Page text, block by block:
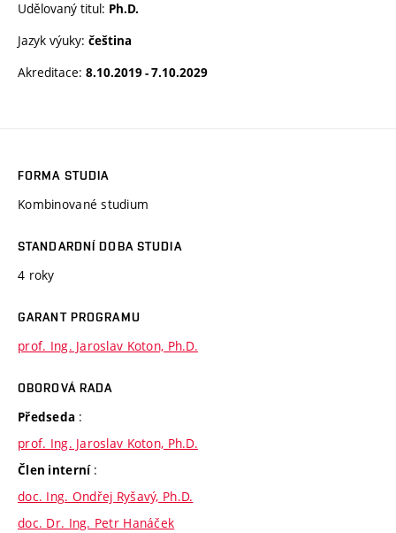
Udělovaný titul: Ph.D.
Jazyk výuky: čeština
Akreditace: 8.10.2019 - 7.10.2029
FORMA STUDIA
Kombinované studium
STANDARDNÍ DOBA STUDIA
4 roky
GARANT PROGRAMU
prof. Ing. Jaroslav Koton, Ph.D.
OBOROVÁ RADA
Předseda :
prof. Ing. Jaroslav Koton, Ph.D.
Člen interní :
doc. Ing. Ondřej Ryšavý, Ph.D.
doc. Dr. Ing. Petr Hanáček